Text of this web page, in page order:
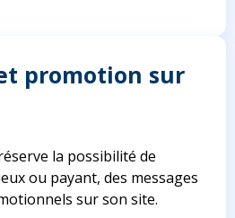
promotion sur
la possibilité de
ou payant, des messages
sur son site.